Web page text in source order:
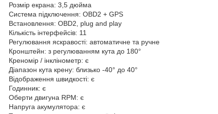
Розмір екрана: 3,5 дюйма
Система підключення: OBD2 + GPS
Встановлення: OBD2, plug and play
Кількість інтерфейсів: 11
Регулювання яскравості: автоматичне та ручне
Кронштейн: з регулюванням кута до 180°
Креномір / інклінометр: є
Діапазон кута крену: близько -40° до 40°
Відображення швидкості: є
Годинник: є
Оберти двигуна RPM: є
Напруга акумулятора: є